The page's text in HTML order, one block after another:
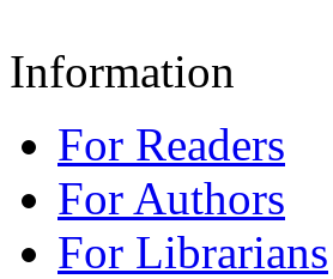
Information
For Readers
For Authors
For Librarians